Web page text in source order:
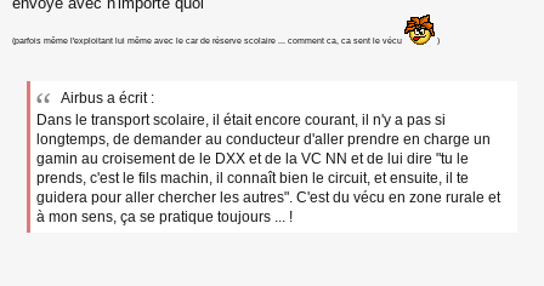
(parfois même l'exploitant lui même avec le car de réserve scolaire ... comment ca, ca sent le vécu )
Airbus a écrit :
Dans le transport scolaire, il était encore courant, il n'y a pas si
longtemps, de demander au conducteur d'aller prendre en charge un
gamin au croisement de le DXX et de la VC NN et de lui dire "tu le
prends, c'est le fils machin, il connaît bien le circuit, et ensuite, il te
guidera pour aller chercher les autres". C'est du vécu en zone rurale et
à mon sens, ça se pratique toujours ... !